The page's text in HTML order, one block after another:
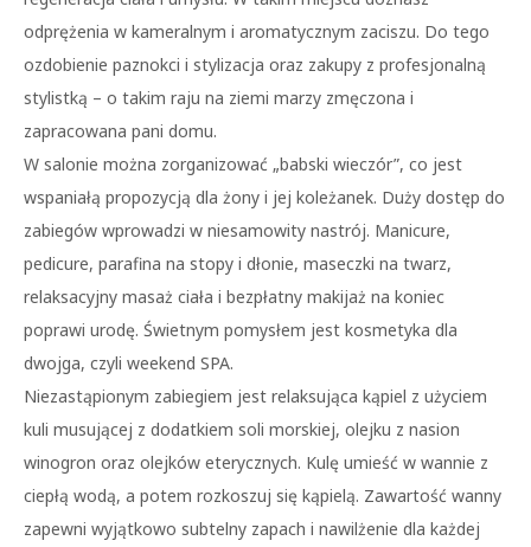
odprężenia w kameralnym i aromatycznym zaciszu. Do tego
ozdobienie paznokci i stylizacja oraz zakupy z profesjonalną
stylistką – o takim raju na ziemi marzy zmęczona i
zapracowana pani domu.
W salonie można zorganizować „babski wieczór”, co jest
wspaniałą propozycją dla żony i jej koleżanek. Duży dostęp do
zabiegów wprowadzi w niesamowity nastrój. Manicure,
pedicure, parafina na stopy i dłonie, maseczki na twarz,
relaksacyjny masaż ciała i bezpłatny makijaż na koniec
poprawi urodę. Świetnym pomysłem jest kosmetyka dla
dwojga, czyli weekend SPA.
Niezastąpionym zabiegiem jest relaksująca kąpiel z użyciem
kuli musującej z dodatkiem soli morskiej, olejku z nasion
winogron oraz olejków eterycznych. Kulę umieść w wannie z
ciepłą wodą, a potem rozkoszuj się kąpielą. Zawartość wanny
zapewni wyjątkowo subtelny zapach i nawilżenie dla każdej